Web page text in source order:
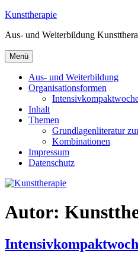
Zum
springen
Kunsttherapie
Aus- und Weiterbildung
Menü
Aus- und Weiterbildung
Organisationsformen
Inhalt
Themen
Grundlagenliteratur
Kombinationen
Impressum
Datenschutz
Autor: